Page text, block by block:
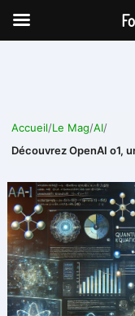
Aller
Accueil/Le Mag/AI/
Découvrez OpenAI o1,